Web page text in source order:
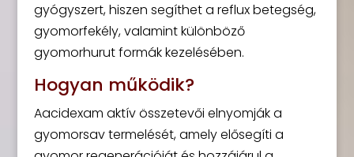
gyógyszert, hiszen segíthet a reflux betegség,
gyomorfekély, valamint különböző
gyomorhurut formák kezelésében.
Hogyan működik?
Aacidexam aktív összetevői elnyomják a
gyomorsav termelését, amely elősegíti a